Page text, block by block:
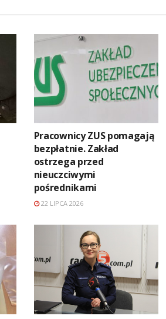
Pracownicy ZUS pomagają
bezpłatnie. Zakład
ostrzega przed
nieuczciwymi
pośrednikami
22 LIPCA 2026